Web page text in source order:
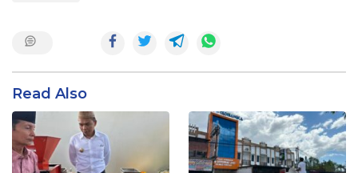
Read Also